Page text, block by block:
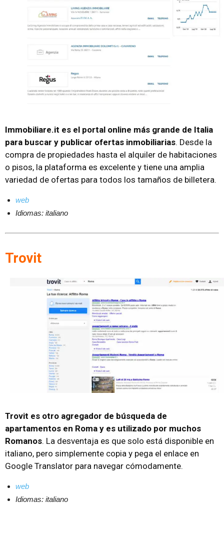
Immobiliare.it es el portal online más grande de Italia
para buscar y publicar ofertas inmobiliarias. Desde la
compra de propiedades hasta el alquiler de habitaciones
o pisos, la plataforma es excelente y tiene una amplia
variedad de ofertas para todos los tamaños de billetera.
web
Idiomas: italiano
Trovit
Trovit es otro agregador de búsqueda de
apartamentos en Roma y es utilizado por muchos
Romanos. La desventaja es que solo está disponible en
italiano, pero simplemente copia y pega el enlace en
Google Translator para navegar cómodamente.
web
Idiomas: italiano